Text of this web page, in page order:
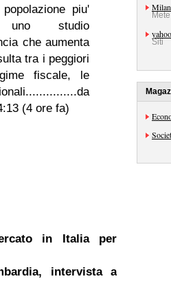
piu'
uno studio
che aumenta
tra i peggiori
fiscale, le
(4 ore fa)
in Italia per
intervista a
Mete
yahoo
Siti